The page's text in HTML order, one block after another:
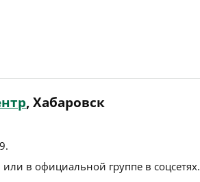
, Хабаровск
.
в официальной группе в соцсетях.